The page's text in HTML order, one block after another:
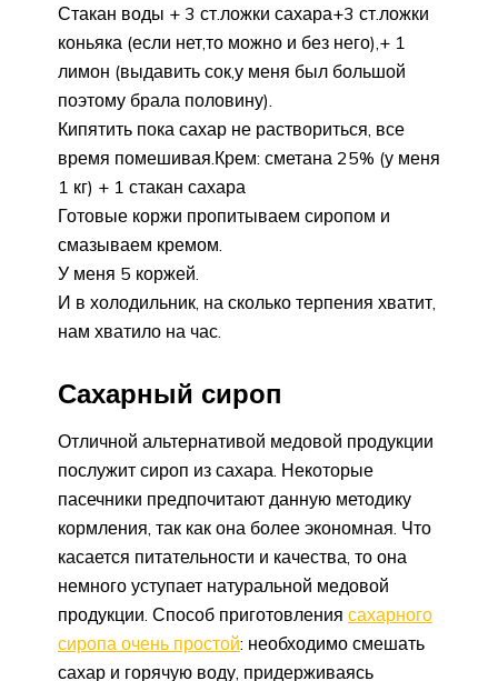
Стакан воды + 3 ст.ложки сахара+3 ст.ложки
коньяка (если нет,то можно и без него),+ 1
лимон (выдавить сок,у меня был большой
поэтому брала половину).
Кипятить пока сахар не раствориться, все
время помешивая.Крем: сметана 25% (у меня
1 кг) + 1 стакан сахара
Готовые коржи пропитываем сиропом и
смазываем кремом.
У меня 5 коржей.
И в холодильник, на сколько терпения хватит,
нам хватило на час.
Сахарный сироп
Отличной альтернативой медовой продукции
послужит сироп из сахара. Некоторые
пасечники предпочитают данную методику
кормления, так как она более экономная. Что
касается питательности и качества, то она
немного уступает натуральной медовой
продукции. Способ приготовления сахарного
сиропа очень простой: необходимо смешать
сахар и горячую воду, придерживаясь